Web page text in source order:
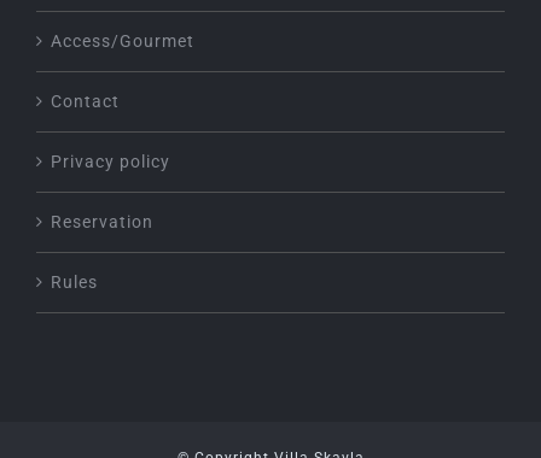
Access/Gourmet
Contact
Privacy policy
Reservation
Rules